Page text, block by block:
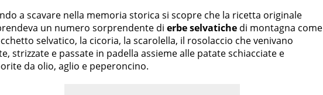
a scavare nella memoria storica si scopre che la ricetta originale
un numero sorprendente di erbe selvatiche di montagna come
selvatico, la cicoria, la scarolella, il rosolaccio che venivano
strizzate e passate in padella assieme alle patate schiacciate e
da olio, aglio e peperoncino.